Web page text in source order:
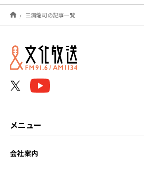
2026年07月
2026年04月
2025年10月
三浦龍司の記事一覧
メニュー
会社案内